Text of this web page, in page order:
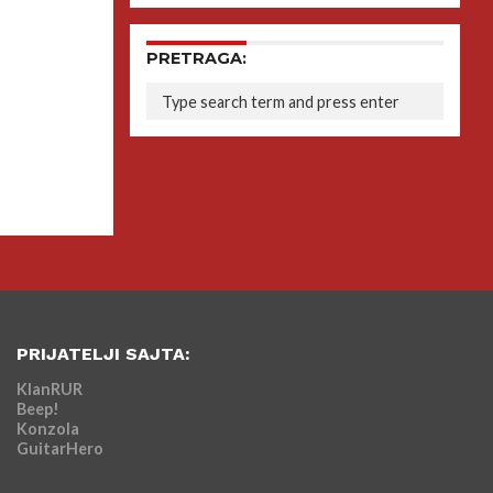
PRETRAGA:
PRIJATELJI SAJTA:
KlanRUR
Beep!
Konzola
GuitarHero